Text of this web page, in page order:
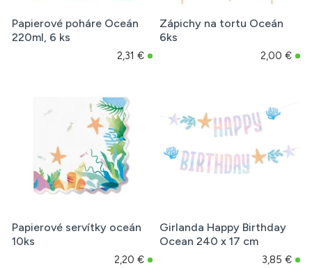
Papierové poháre Oceán
220ml, 6 ks
2,31 €
Zápichy na tortu Oceán
6ks
2,00 €
Papierové servítky oceán
10ks
2,20 €
Girlanda Happy Birthday
Ocean 240 x 17 cm
3,85 €